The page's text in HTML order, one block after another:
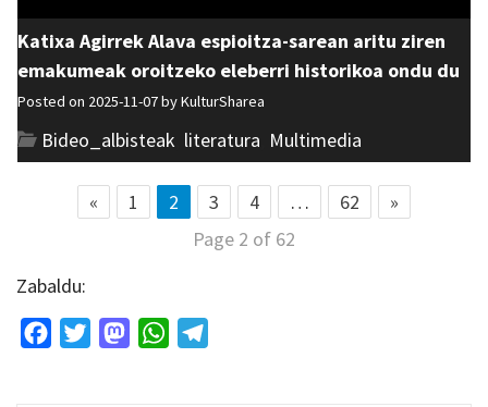
Katixa Agirrek Alava espioitza-sarean aritu ziren
emakumeak oroitzeko eleberri historikoa ondu du
Posted on 2025-11-07 byKulturSharea
Bideo_albisteak literatura Multimedia
« 1 2 3 4 … 62
»
Page 2 of 62
Zabaldu:
FacebookTwitterMastodonWhatsApp